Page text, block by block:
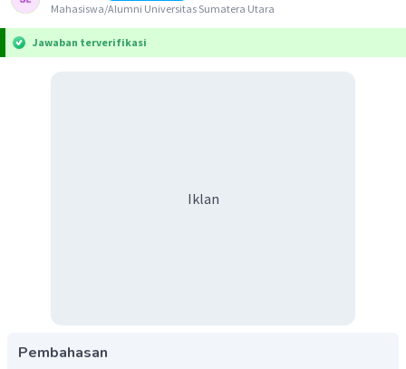
Mahasiswa/Alumni Universitas Sumatera Utara
Jawaban terverifikasi
Iklan
Pembahasan